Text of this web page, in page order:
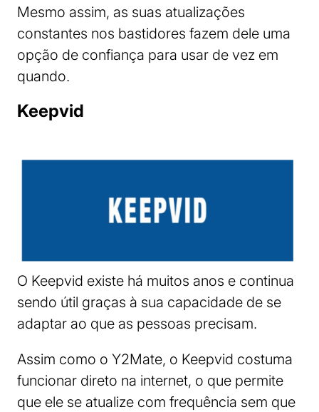
Mesmo assim, as suas atualizações
constantes nos bastidores fazem dele uma
opção de confiança para usar de vez em
quando.
Keepvid
O Keepvid existe há muitos anos e continua
sendo útil graças à sua capacidade de se
adaptar ao que as pessoas precisam.
Assim como o Y2Mate, o Keepvid costuma
funcionar direto na internet, o que permite
que ele se atualize com frequência sem que